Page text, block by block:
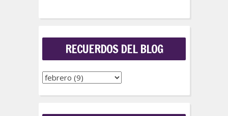
RECUERDOS DEL BLOG